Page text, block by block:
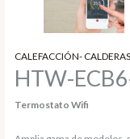
CALEFACCIÓN-
HTW-
Termostato Wifi